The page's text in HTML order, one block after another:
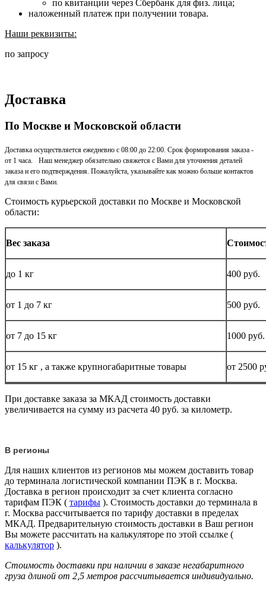
по квитанции через Сбербанк для физ. лица;
наложенный платеж при получении товара.
Наши реквизиты:
по запросу
Доставка
По Москве и Московской области
Доставка осуществляется ежедневно с 08:00 до 22:00. Срок формирования заказа -
от 1 часа. Наш менеджер обязательно свяжется с Вами для уточнения деталей
заказа и его подтверждения. Пожалуйста, указывайте как можно больше контактов
для связи с Вами.
Стоимость курьерской доставки по Москве и Московской
области:
Вес заказа
до 1 кг 400 руб.
от 1 до 7 кг 500 руб.
от 7 до 15 кг 1000 руб.
от 15 кг , а также крупногабаритные товары от 2500
При доставке заказа за МКАД стоимость доставки
увеличивается на сумму из расчета 40 руб. за километр.
В регионы
Для наших клиентов из регионов мы можем доставить товар
до терминала логистической компании ПЭК в г. Москва.
Доставка в регион происходит за счет клиента согласно
тарифам ПЭК ( тарифы ). Стоимость доставки до терминала в
г. Москва рассчитывается по тарифу доставки в пределах
МКАД. Предварительную стоимость доставки в Ваш регион
Вы можете рассчитать на калькуляторе по этой ссылке (
калькулятор ).
Стоимость доставки при наличии в заказе негабаритного
груза длиной от 2,5 метров рассчитывается индивидуально.